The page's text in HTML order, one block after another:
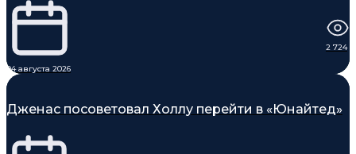
04 августа 2026
2 724
Дженас посоветовал Холлу перейти в «Юнайтед»